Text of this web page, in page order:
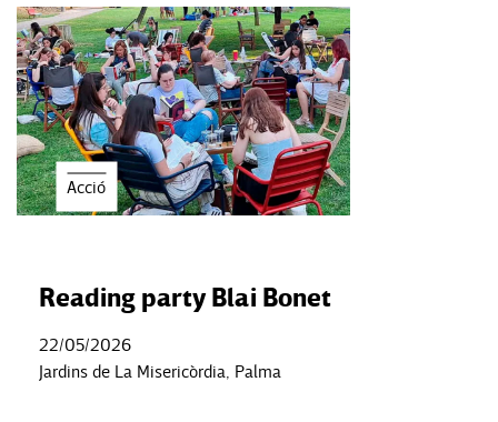
Acció
Reading party Blai Bonet
22/05/2026
Jardins de La Misericòrdia, Palma